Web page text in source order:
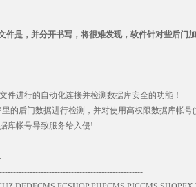
件是，并分开书写，将很难发现，软件针对些后门
件进行的自动化连接并检测数据库安全的功能！
的后门数据进行检测，并对使用高权限数据库帐
库帐号导致服务给入侵!